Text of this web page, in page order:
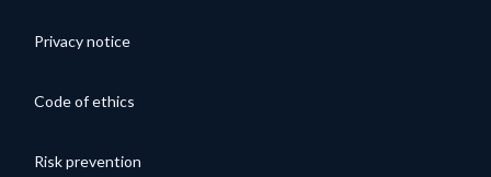
Privacy notice
Code of ethics
Risk prevention